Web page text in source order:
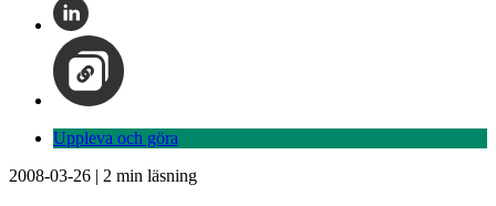
Uppleva och göra
2008-03-26 | 2 min läsning